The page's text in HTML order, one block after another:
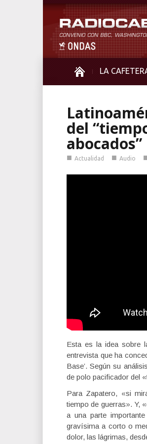
LA
del
abocados”
■ Actualidad ■ Audio
Esta es la idea sobre
entrevista que ha
Base’. Según su
de polo pacificador del
Para Zapatero, «si
tiempo de guerras». Y,
a una parte
gravísima a corto o
dolor, las lágrimas,